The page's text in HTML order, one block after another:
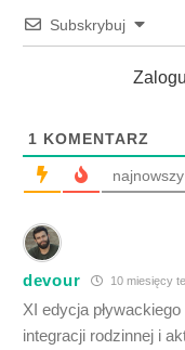
Subskrybuj
1 KOMENTARZ
najnowszy
devour 10 miesięcy
XI edycja
integracji rodzinnej i